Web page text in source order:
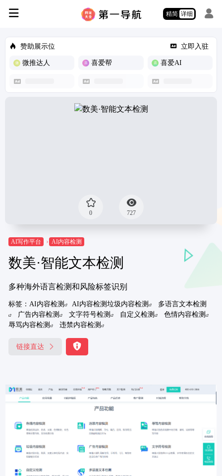
精简 详细
赞助展示位 立即入驻
微推达人 喜爱帮 喜爱AI
0 727
AI写作平台 AI内容检测
数美·智能文本检测
多种海外语言检测和风险标签识别
标签： AI内容检测 AI内容检测垃圾内容检测
多语言文本检测
广告内容检测
文字符号检测 自定义检测
色情内容检测
辱骂内容检测
违禁内容检测
链接直达